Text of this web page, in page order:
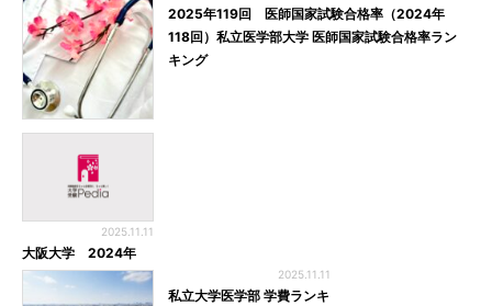
2025年119回 医師国家試験合格率（2024年
118回）私立医学部大学 医師国家試験合格率ラン
キング
2025.11.11
大阪大学 2024年
2025.11.11
私立大学医学部 学費ランキ